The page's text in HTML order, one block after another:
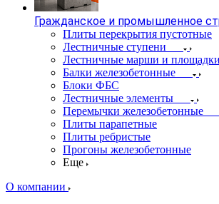
Гражданское и промышленное
Плиты перекрытия пустотные
Лестничные ступени
Лестничные марши и площадки
Балки железобетонные
Блоки ФБС
Лестничные элементы
Перемычки железобетонные
Плиты парапетные
Плиты ребристые
Прогоны железобетонные
Еще
О компании